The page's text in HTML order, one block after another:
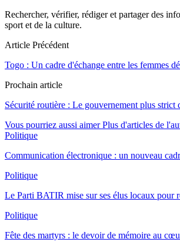
Rechercher, vérifier, rédiger et partager des
sport et de la culture.
Article Précédent
Togo : Un cadre d'échange entre les femmes
Prochain article
Sécurité routière : Le gouvernement plus strict
Vous pourriez aussi aimer Plus d'articles de
Politique
Communication électronique : un nouveau
Politique
Le Parti BATIR mise sur ses élus locaux pour
Politique
Fête des martyrs : le devoir de mémoire au